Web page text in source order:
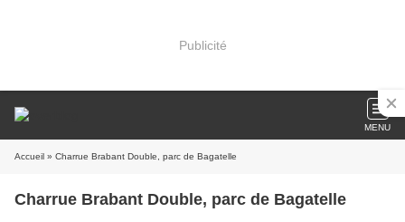
Publicité
MENU
Accueil » Charrue Brabant Double, parc de Bagatelle
Charrue Brabant Double, parc de Bagatelle